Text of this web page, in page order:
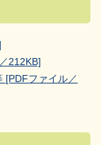
212KB]
[PDFファイル／